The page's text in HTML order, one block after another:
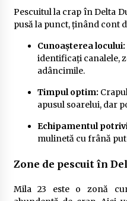
Pescuitul la crap în Delta
pusă la punct, ținând cont
Cunoașterea locului:
identificați canalele,
adâncimile.
Timpul optim:
apusul soarelui, dar
Echipamentul
mulinetă cu frână
Zone de pescuit în
Mila 23 este o zonă